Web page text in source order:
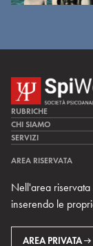
RUBRICHE
LA CURA
LA RICERCA
MULTIMEDIA
CHI SIAMO
LA SPI
TEAM DI SPIWEB
CONTATTI
RIVISTE
SERVIZI
ARCHIVIO STORICO
AREA RISERVATA
Nell'area
inserendo le
AREA PRIVATA